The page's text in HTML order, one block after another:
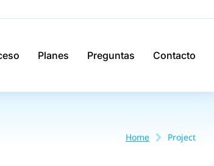
Planes Preguntas Contacto
Home Project